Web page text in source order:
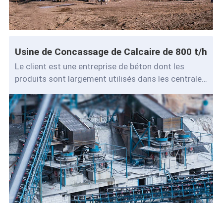
Usine de Concassage de Calcaire de 800 t/h
Le client est une entreprise de béton dont les
produits sont largement utilisés dans les centrales